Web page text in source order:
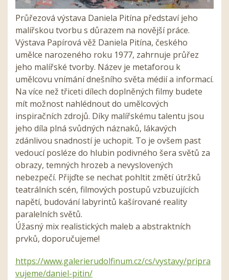
Průřezová výstava Daniela Pitína představí jeho
malířskou tvorbu s důrazem na novější práce.
Výstava Papírová věž Daniela Pitína, českého
umělce narozeného roku 1977, zahrnuje průřez
jeho malířské tvorby. Název je metaforou k
umělcovu vnímání dnešního světa médií a informací.
Na více než třiceti dílech doplněných filmy budete
mít možnost nahlédnout do umělcových
inspiračních zdrojů. Díky malířskému talentu jsou
jeho díla plná svůdných náznaků, lákavých
zdánlivou snadností je uchopit. To je ovšem past
vedoucí posléze do hlubin podivného šera světů za
obrazy, temných hrozeb a nevyslovených
nebezpečí. Přijďte se nechat pohltit změtí útržků
teatrálních scén, filmových postupů vzbuzujících
napětí, budování labyrintů kašírované reality
paralelních světů.
Úžasný mix realistických maleb a abstraktních
prvků, doporučujeme!
https://www.galerierudolfinum.cz/cs/vystavy/pripra
vujeme/daniel-pitin/